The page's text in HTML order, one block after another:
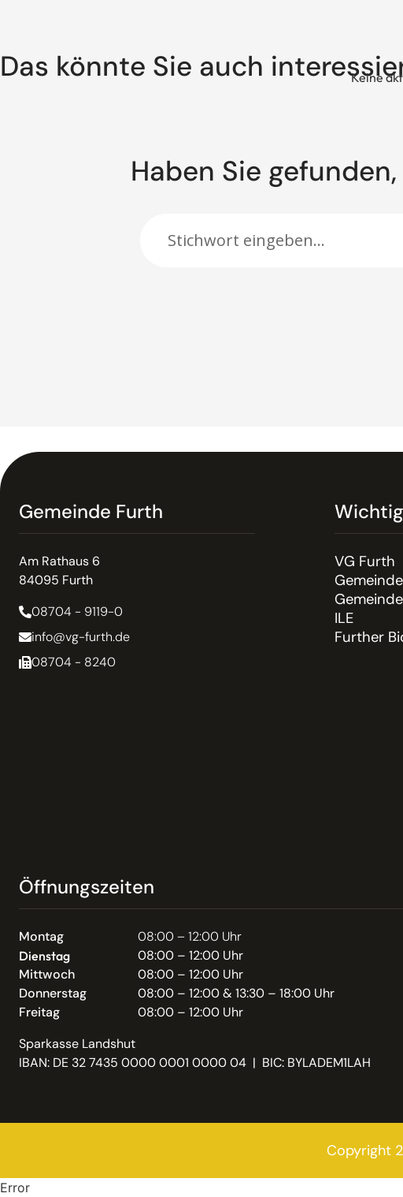
Das könnte Sie auch Keine
Haben Sie
Gemeinde Furth
Am Rathaus 6
84095 Furth
08704 - 9119-0
info@vg-furth.de
08704 - 8240
VG Furth
ILE
Further
Öffnungszeiten
Montag 08:00 – 12:00 Uhr
Dienstag
08:00 – 12:00 Uhr
Mittwoch
08:00 – 12:00 Uhr
Donnerstag
08:00 – 12:00 & 13:30 – 18:00 Uhr
Freitag
08:00 – 12:00 Uhr
Sparkasse Landshut
IBAN: DE 32 7435 0000 0001 0000 04 | BIC: BYLADEM1LAH
Copyright
Error